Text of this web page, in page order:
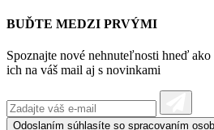
BUĎTE MEDZI PRVÝMI
Spoznajte nové nehnuteľnosti hneď
ich na váš mail aj s novinkami
Odoslaním súhlasíte so spracovaním